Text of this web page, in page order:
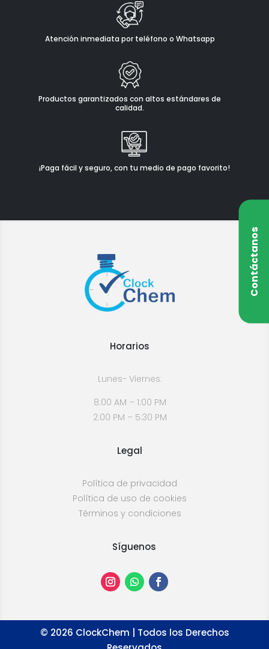
Atención inmediata por teléfono o Whatsapp
Productos garantizados con altos estándares de
calidad.
¡Paga fácil y seguro, con tu medio de pago favorito!
Contáctanos
Horarios
Lunes- Viernes:
8:00 AM – 1:00 PM
2:00 PM – 5:30 PM
Legal
Política de privacidad
Política de uso de cookies
Términos y condiciones
Síguenos
© 2026 ClockChem | Todos los Derechos